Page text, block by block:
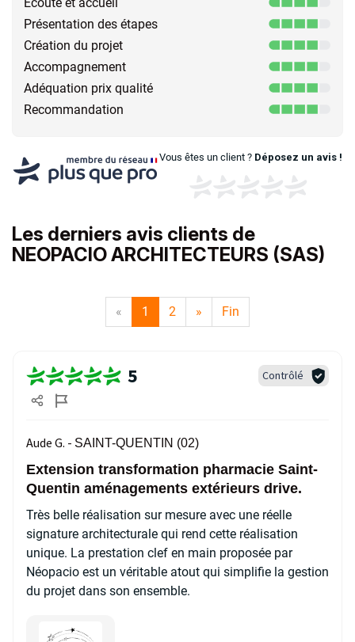
Présentation des étapes
Création du projet
Accompagnement
Adéquation prix qualité
Recommandation
Vous êtes un client ? Déposez un avis !
Les derniers avis clients de
NEOPACIO ARCHITECTEURS (SAS)
« 1 2 » Fin
5 Contrôlé
Aude G. - SAINT-QUENTIN (02)
Extension transformation pharmacie Saint-
Quentin aménagements extérieurs drive.
Très belle réalisation sur mesure avec une réelle
signature architecturale qui rend cette réalisation
unique. La prestation clef en main proposée par
Néopacio est un véritable atout qui simplifie la gestion
du projet dans son ensemble.